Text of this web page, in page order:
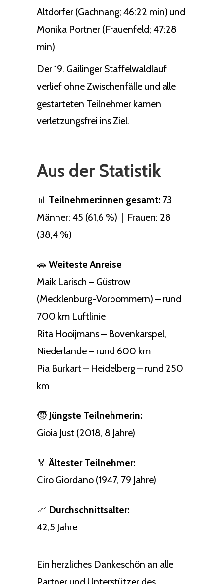
Altdorfer (Gachnang; 46:22 min) und
Monika Portner (Frauenfeld; 47:28
min).
Der 19. Gailinger Staffelwaldlauf
verlief ohne Zwischenfälle und alle
gestarteten Teilnehmer kamen
verletzungsfrei ins Ziel.
Aus der Statistik
📊 Teilnehmer:innen gesamt: 73
Männer: 45 (61,6 %) | Frauen: 28
(38,4 %)
🚗 Weiteste Anreise
Maik Larisch – Güstrow
(Mecklenburg-Vorpommern) – rund
700 km Luftlinie
Rita Hooijmans – Bovenkarspel,
Niederlande – rund 600 km
Pia Burkart – Heidelberg – rund 250
km
🧒 Jüngste Teilnehmerin:
Gioia Just (2018, 8 Jahre)
🏅 Ältester Teilnehmer:
Ciro Giordano (1947, 79 Jahre)
📈 Durchschnittsalter:
42,5 Jahre
Ein herzliches Dankeschön an alle
Partner und Unterstützer des